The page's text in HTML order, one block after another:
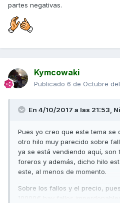
partes negativas.
Kymcowaki
Publicado 6 de Octubre
En 4/10/2017 a las 21:53,
Pues yo creo que este tema
otro hilo muy parecido sobre
ya se está vendiendo aquí, son
foreros y además, dicho hilo
este, al menos de momento.
Sobre los fallos y el precio,